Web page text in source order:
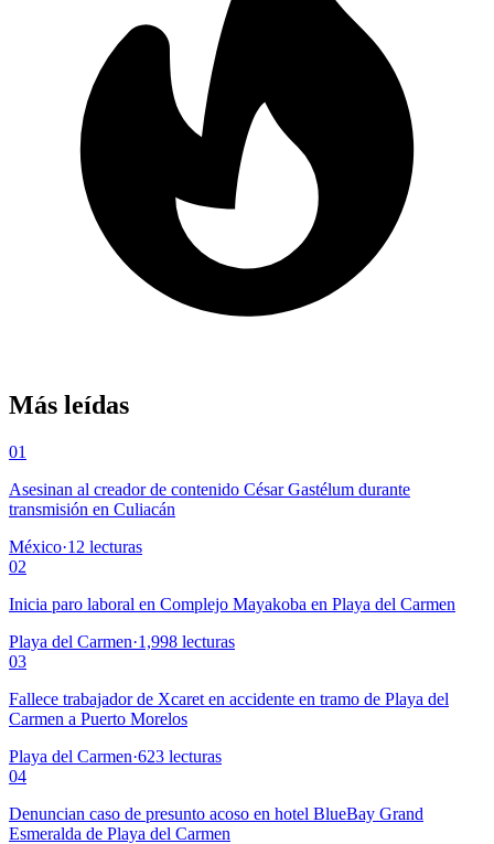
Más leídas
01
Asesinan al creador de contenido César Gastélum durante
transmisión en Culiacán
México·12 lecturas
02
Inicia paro laboral en Complejo Mayakoba en Playa del Carmen
Playa del Carmen·1,998 lecturas
03
Fallece trabajador de Xcaret en accidente en tramo de Playa del
Carmen a Puerto Morelos
Playa del Carmen·623 lecturas
04
Denuncian caso de presunto acoso en hotel BlueBay Grand
Esmeralda de Playa del Carmen